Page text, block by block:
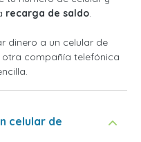
recarga de saldo.
dinero a un celular de
otra compañía telefónica
celular de